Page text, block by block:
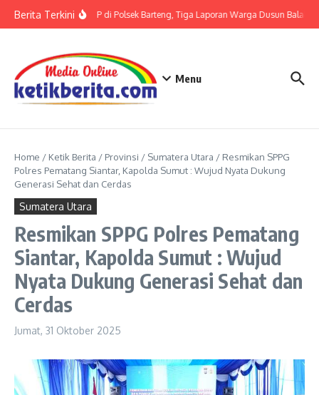
Berita TerkiniTerkait LP di Polsek Barteng, Tiga Laporan Warga Dusun Balaka
Menu
Home / Ketik Berita / Provinsi / Sumatera Utara / Resmikan SPPG
Polres Pematang Siantar, Kapolda Sumut : Wujud Nyata Dukung
Generasi Sehat dan Cerdas
Sumatera Utara
Resmikan SPPG Polres Pematang
Siantar, Kapolda Sumut : Wujud
Nyata Dukung Generasi Sehat dan
Cerdas
Jumat, 31 Oktober 2025